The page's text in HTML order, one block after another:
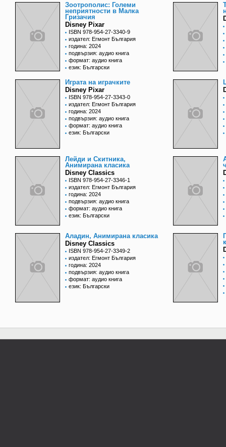
Зоотрополис: Големи
неприятности в Малка
Гризачия
Disney Pixar
ISBN 978-954-27-3340-9
издател: Егмонт България
година: 2024
подвързия: аудио книга
формат: аудио книга
език: Български
Играта на играчките
Disney Pixar
ISBN 978-954-27-3343-0
издател: Егмонт България
година: 2024
подвързия: аудио книга
формат: аудио книга
език: Български
Лейди и Скитника,
Анимирана класика
Disney Classics
ISBN 978-954-27-3346-1
издател: Егмонт България
година: 2024
подвързия: аудио книга
формат: аудио книга
език: Български
Аладин, Анимирана класика
Disney Classics
ISBN 978-954-27-3349-2
издател: Егмонт България
година: 2024
подвързия: аудио книга
формат: аудио книга
език: Български